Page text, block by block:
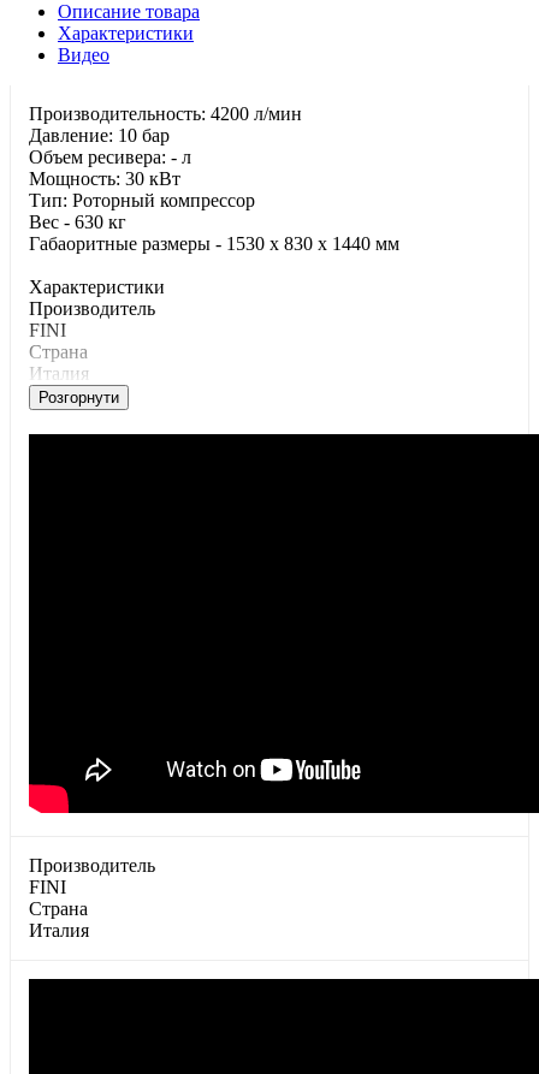
Описание товара
Характеристики
Видео
Производительность: 4200 л/мин
Давление: 10 бар
Объем ресивера: - л
Мощность: 30 кВт
Тип: Роторный компрессор
Вес - 630 кг
Габаоритные размеры - 1530 x 830 x 1440 мм
Характеристики
Производитель
FINI
Страна
Италия
Розгорнути
Производитель
FINI
Страна
Италия